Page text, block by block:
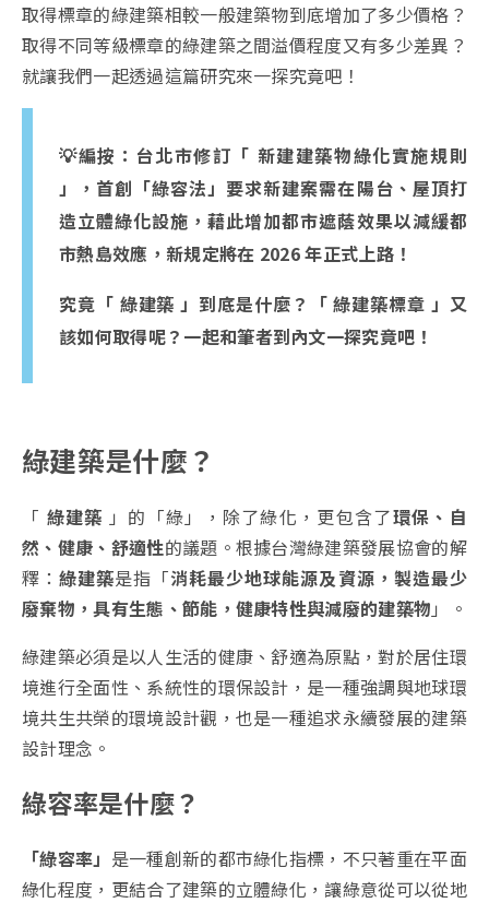
取得標章的綠建築相較一般建築物到底增加了多少價格？
取得不同等級標章的綠建築之間溢價程度又有多少差異？
就讓我們一起透過這篇研究來一探究竟吧！
💡編按：台北市修訂「 新建建築物綠化實施規則
」，首創「綠容法」要求新建案需在陽台、屋頂打
造立體綠化設施，藉此增加都市遮蔭效果以減緩都
市熱島效應，新規定將在 2026 年正式上路！
究竟「 綠建築 」到底是什麼？「 綠建築標章 」又
該如何取得呢？一起和筆者到內文一探究竟吧！
綠建築是什麼？
「 綠建築 」的「綠」，除了綠化，更包含了環保、自
然、健康、舒適性的議題。 根據台灣綠建築發展協會的解
釋：綠建築是指「消耗最少地球能源及資源，製造最少
廢棄物，具有生態、節能，健康特性與減廢的建築物 」。
綠建築必須是以人生活的健康、舒適為原點，對於居住環
境進行全面性、系統性的環保設計，是一種強調與地球環
境共生共榮的環境設計觀，也是一種追求永續發展的建築
設計理念。
綠容率是什麼？
「綠容率」 是一種創新的都市綠化指標，不只著重在平面
綠化程度，更結合了建築的立體綠化，讓綠意從可以從地